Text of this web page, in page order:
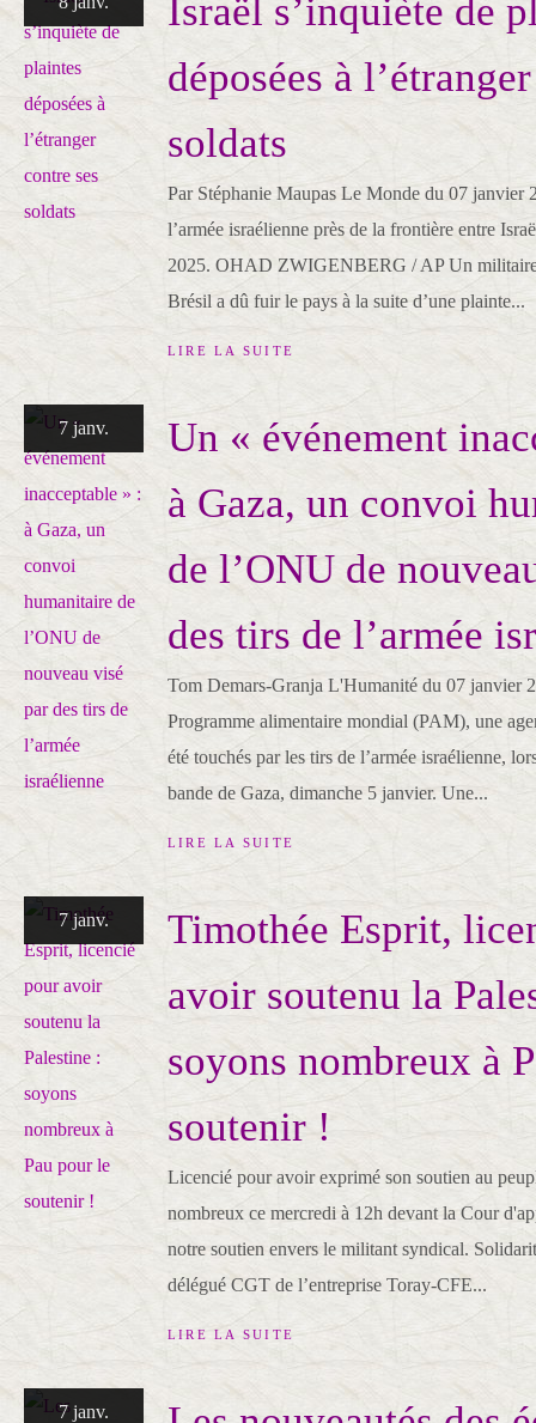
Israël s’inquiète de
déposées à
soldats
Par Stéphanie Maupas Le Monde du 07 janvier
l’armée israélienne près de la frontière entre
2025. OHAD ZWIGENBERG / AP Un militaire
Brésil a dû fuir le pays à la suite d’une plainte...
LIRE LA SUITE
7 janv.
Un « événement
à Gaza, un convoi
de l’ONU de
des tirs de l’armée
Tom Demars-Granja L'Humanité du 07 janvier
Programme alimentaire mondial (PAM), une
été touchés par les tirs de l’armée israélienne,
bande de Gaza, dimanche 5 janvier. Une...
LIRE LA SUITE
7 janv.
Timothée Esprit,
avoir soutenu la
soyons nombreux à
soutenir !
Licencié pour avoir exprimé son soutien au
nombreux ce mercredi à 12h devant la Cour
notre soutien envers le militant syndical.
délégué CGT de l’entreprise Toray-CFE...
LIRE LA SUITE
7 janv.